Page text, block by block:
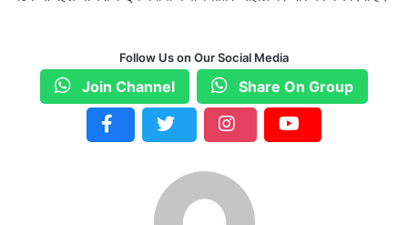
Follow Us on Our Social Media
Join Channel Share On Group